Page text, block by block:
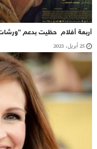
أربعة أفلام حظيت بدعم
25 أبريل، 2023